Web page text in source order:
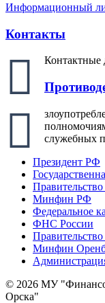
Информационный
Контакты
Контактные
служебных
Президент РФ
Минфин РФ
Федеральное
ФНС России
Минфин
© 2026 МУ
Орска"